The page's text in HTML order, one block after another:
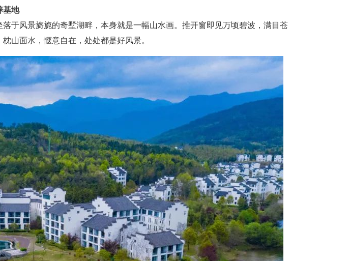
基地
风景旖旎的奇墅湖畔，本身就是一幅山水画。推开窗即见万顷碧波，满目苍
山面水，惬意自在，处处都是好风景。